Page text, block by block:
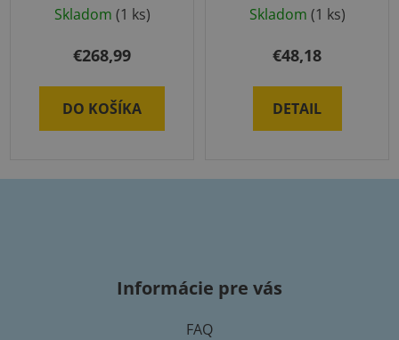
Skladom (1 ks)
€268,99
DO KOŠÍKA
Skladom (1 ks)
€48,18
DETAIL
Informácie pre vás
FAQ